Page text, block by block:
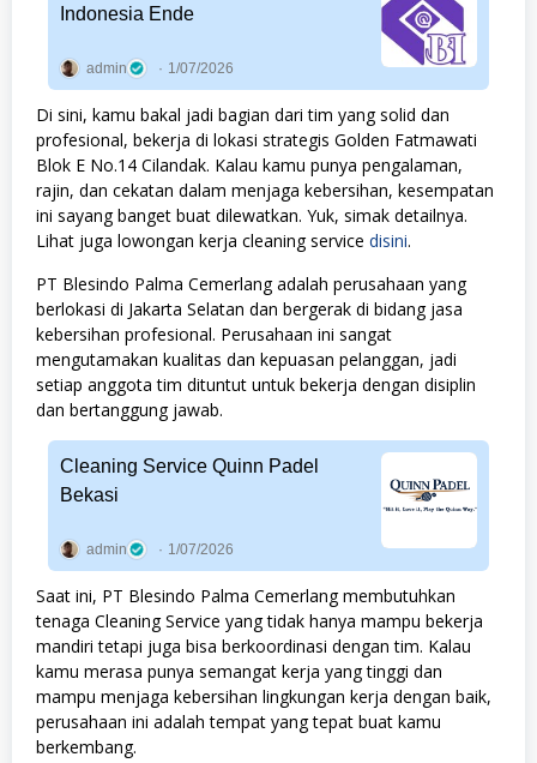
Indonesia Ende
admin 1/07/2026
Di sini, kamu bakal jadi bagian dari tim yang solid dan
profesional, bekerja di lokasi strategis Golden Fatmawati
Blok E No.14 Cilandak. Kalau kamu punya pengalaman,
rajin, dan cekatan dalam menjaga kebersihan, kesempatan
ini sayang banget buat dilewatkan. Yuk, simak detailnya.
Lihat juga lowongan kerja cleaning service disini.
PT Blesindo Palma Cemerlang adalah perusahaan yang
berlokasi di Jakarta Selatan dan bergerak di bidang jasa
kebersihan profesional. Perusahaan ini sangat
mengutamakan kualitas dan kepuasan pelanggan, jadi
setiap anggota tim dituntut untuk bekerja dengan disiplin
dan bertanggung jawab.
Cleaning Service Quinn Padel
Bekasi
admin 1/07/2026
Saat ini, PT Blesindo Palma Cemerlang membutuhkan
tenaga Cleaning Service yang tidak hanya mampu bekerja
mandiri tetapi juga bisa berkoordinasi dengan tim. Kalau
kamu merasa punya semangat kerja yang tinggi dan
mampu menjaga kebersihan lingkungan kerja dengan baik,
perusahaan ini adalah tempat yang tepat buat kamu
berkembang.